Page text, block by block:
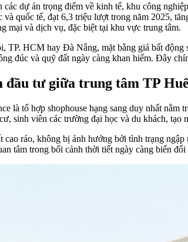
dự án trọng điểm về kinh tế, khu công
quốc tế, đạt 6,3 triệu lượt trong năm 2025,
mại và dịch vụ, đặc biệt tại khu vực trung tâm.
HCM hay Đà Nẵng, mặt bằng giá bất
đúc và quỹ đất ngày càng khan hiếm. Đây
đầu tưgiữa trung tâm TP
là tổ hợp shophouse hạng sang duy nhất
sinh viên các trường đại học và du khách,
ráo, không bị ảnh hưởng bởi tình trạng
tâm trong bối cảnh thời tiết ngày càng biến